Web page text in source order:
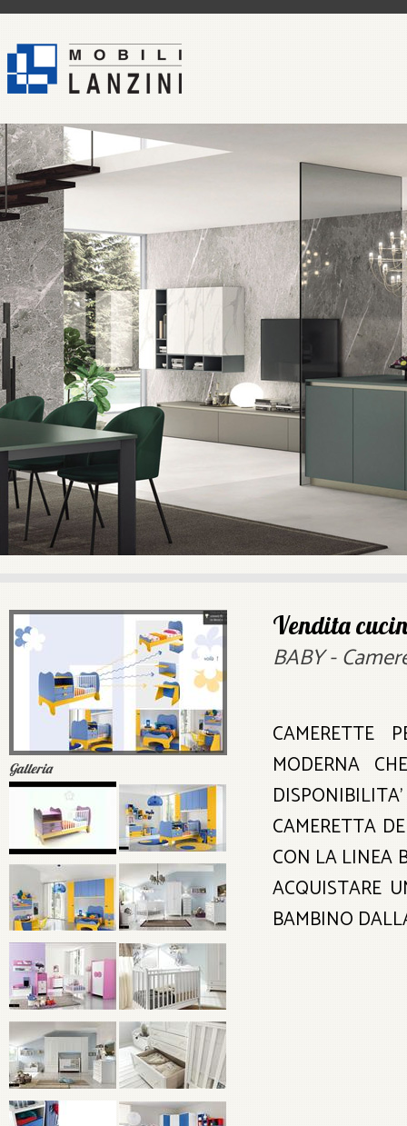
Galleria
Vendita
BABY -
MODERNA
CAMERETTA
CON LA LINEA
ACQUISTARE
BAMBINO